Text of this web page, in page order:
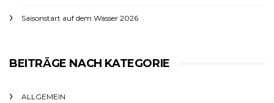
Saisonstart auf dem Wasser 2026
BEITRÄGE NACH KATEGORIE
ALLGEMEIN